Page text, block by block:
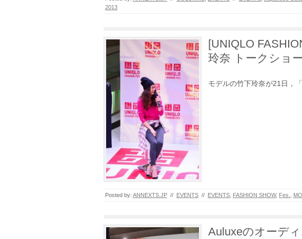
2013
[UNIQLO
玲奈 トークショー
モデルの竹下玲奈が21日，
Posted by: ANNEXTS.JP // EVENTS // EVENTS FASHION SHOW, Fes.
Auluxeのオーデ